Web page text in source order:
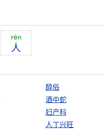
rén
人
醇俗
酒中蛇
妇产科
人丁兴旺